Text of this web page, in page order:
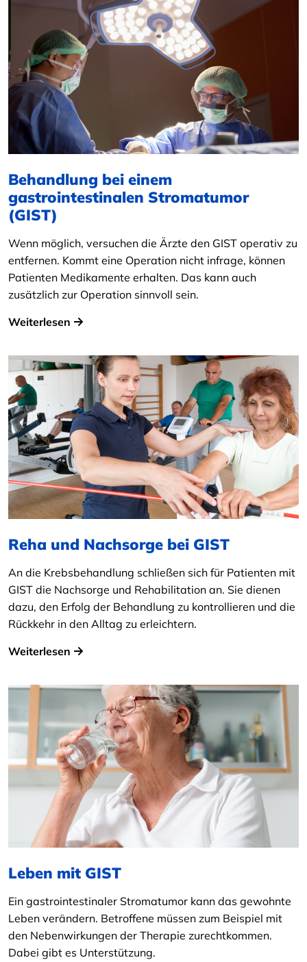
Behandlung bei einem
gastrointestinalen Stromatumor
(GIST)
Wenn möglich, versuchen die Ärzte den GIST operativ zu
entfernen. Kommt eine Operation nicht infrage, können
Patienten Medikamente erhalten. Das kann auch
zusätzlich zur Operation sinnvoll sein.
Weiterlesen
Reha und Nachsorge bei GIST
An die Krebsbehandlung schließen sich für Patienten mit
GIST die Nachsorge und Rehabilitation an. Sie dienen
dazu, den Erfolg der Behandlung zu kontrollieren und die
Rückkehr in den Alltag zu erleichtern.
Weiterlesen
Leben mit GIST
Ein gastrointestinaler Stromatumor kann das gewohnte
Leben verändern. Betroffene müssen zum Beispiel mit
den Nebenwirkungen der Therapie zurechtkommen.
Dabei gibt es Unterstützung.